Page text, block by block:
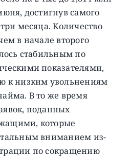
достигнув самого
месяца. Количество
в начале второго
стабильным по
показателями,
к низким увольнениям
В то же время
поданных
которые
вниманием из-
по сокращению